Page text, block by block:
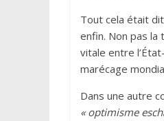
Tout cela était
enfin. Non pas
vitale entre
marécage
Dans une autre
« optimisme